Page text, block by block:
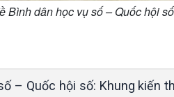
Bình dân học vụ số – Quốc hội số
– Quốc hội số: Khung kiến